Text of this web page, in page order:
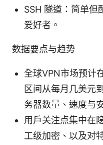
SSH 隧道：简单但
爱好者。
数据要点与趋势
全球VPN市场预计
区间从每月几美元
务器数量、速度与
用户关注点集中在
工级加密、以及对